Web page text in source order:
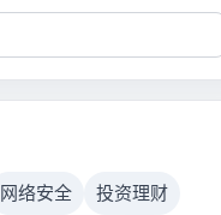
网络安全
投资理财